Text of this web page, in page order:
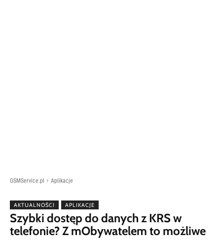
GSMService.pl Aplikacje
AKTUALNOŚCI APLIKACJE
Szybki dostęp do danych z KRS w
telefonie? Z mObywatelem to możliwe